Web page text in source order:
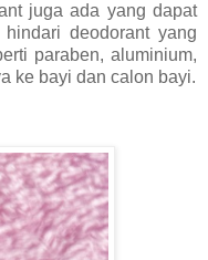
juga ada yang dapat
deodorant yang
paraben, aluminium,
ke bayi dan calon bayi.